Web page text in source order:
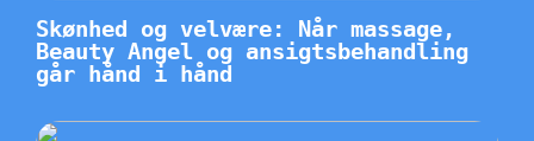
Skønhed og velvære: Når massage,
Beauty Angel og ansigtsbehandling
går hånd i hånd